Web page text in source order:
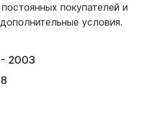
покупателей и
условия.
2003